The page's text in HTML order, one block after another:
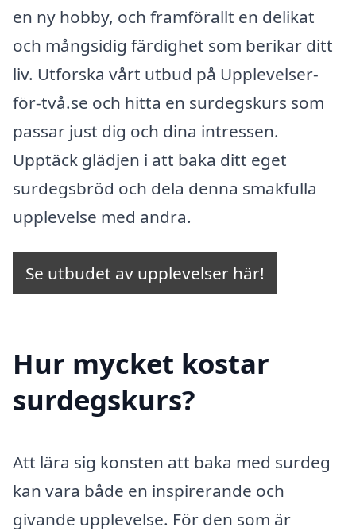
en ny hobby, och framförallt en delikat
och mångsidig färdighet som berikar ditt
liv. Utforska vårt utbud på Upplevelser-
för-två.se och hitta en surdegskurs som
passar just dig och dina intressen.
Upptäck glädjen i att baka ditt eget
surdegsbröd och dela denna smakfulla
upplevelse med andra.
Se utbudet av upplevelser här!
Hur mycket kostar
surdegskurs?
Att lära sig konsten att baka med surdeg
kan vara både en inspirerande och
givande upplevelse. För den som är